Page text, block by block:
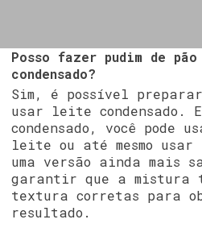
Posso fazer pudim de
condensado?
Sim, é possível preparar
usar leite condensado.
condensado, você pode
leite ou até mesmo
uma versão ainda mais
garantir que a mistura
textura corretas para
resultado.